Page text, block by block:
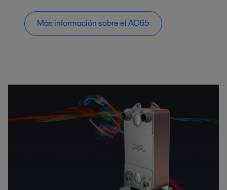
Más información sobre el AC65